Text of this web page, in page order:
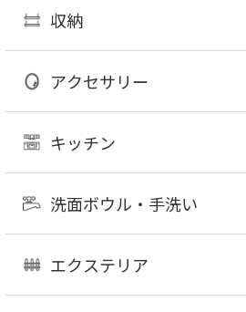
収納
アクセサリー
キッチン
洗面ボウル・手洗い
エクステリア